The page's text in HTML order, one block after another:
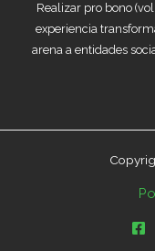
Realizar pro bono
experiencia
arena a entidades